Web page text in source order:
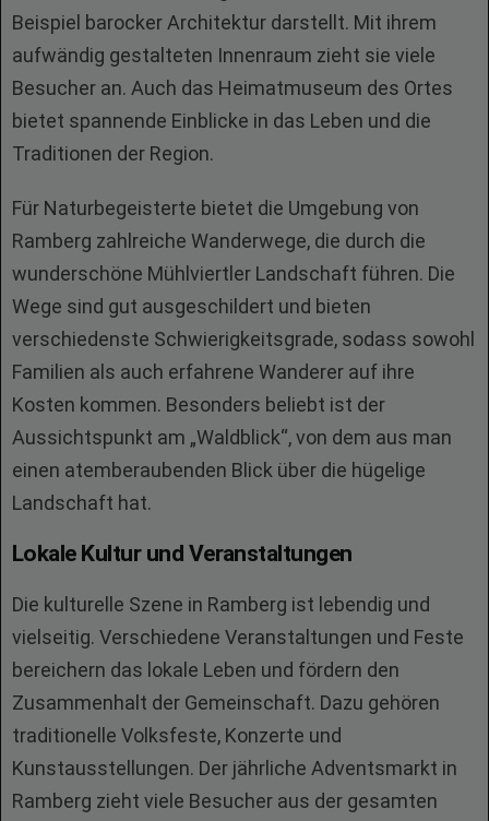
Beispiel barocker Architektur darstellt. Mit ihrem
aufwändig gestalteten Innenraum zieht sie viele
Besucher an. Auch das Heimatmuseum des Ortes
bietet spannende Einblicke in das Leben und die
Traditionen der Region.
Für Naturbegeisterte bietet die Umgebung von
Ramberg zahlreiche Wanderwege, die durch die
wunderschöne Mühlviertler Landschaft führen. Die
Wege sind gut ausgeschildert und bieten
verschiedenste Schwierigkeitsgrade, sodass sowohl
Familien als auch erfahrene Wanderer auf ihre
Kosten kommen. Besonders beliebt ist der
Aussichtspunkt am „Waldblick“, von dem aus man
einen atemberaubenden Blick über die hügelige
Landschaft hat.
Lokale Kultur und Veranstaltungen
Die kulturelle Szene in Ramberg ist lebendig und
vielseitig. Verschiedene Veranstaltungen und Feste
bereichern das lokale Leben und fördern den
Zusammenhalt der Gemeinschaft. Dazu gehören
traditionelle Volksfeste, Konzerte und
Kunstausstellungen. Der jährliche Adventsmarkt in
Ramberg zieht viele Besucher aus der gesamten